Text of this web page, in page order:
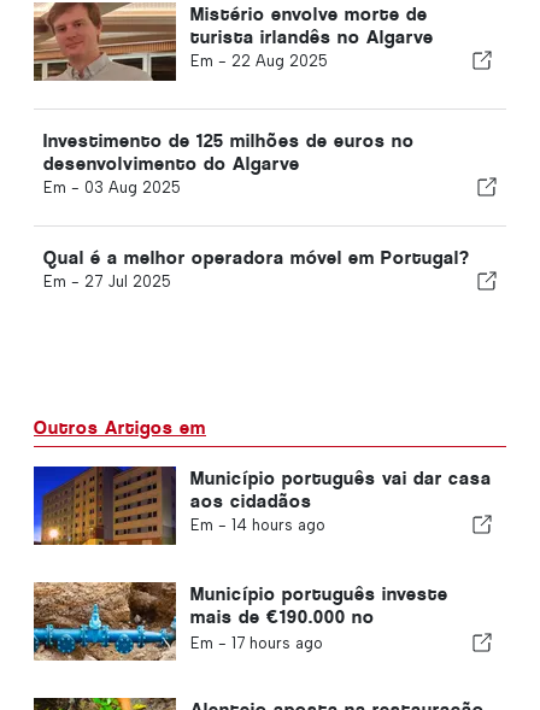
Mistério envolve morte de
turista irlandês no Algarve
Em - 22 Aug 2025
Investimento de 125 milhões de euros no
desenvolvimento do Algarve
Em - 03 Aug 2025
Qual é a melhor operadora móvel em Portugal?
Em - 27 Jul 2025
Outros Artigos em
Município português vai dar casa
aos cidadãos
Em - 14 hours ago
Município português investe
mais de €190.000 no
abastecimento de água
Em - 17 hours ago